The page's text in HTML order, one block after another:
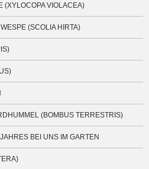
(XYLOCOPA VIOLACEA)
(SCOLIA HIRTA)
(BOMBUS TERRESTRIS)
BEI UNS IM GARTEN